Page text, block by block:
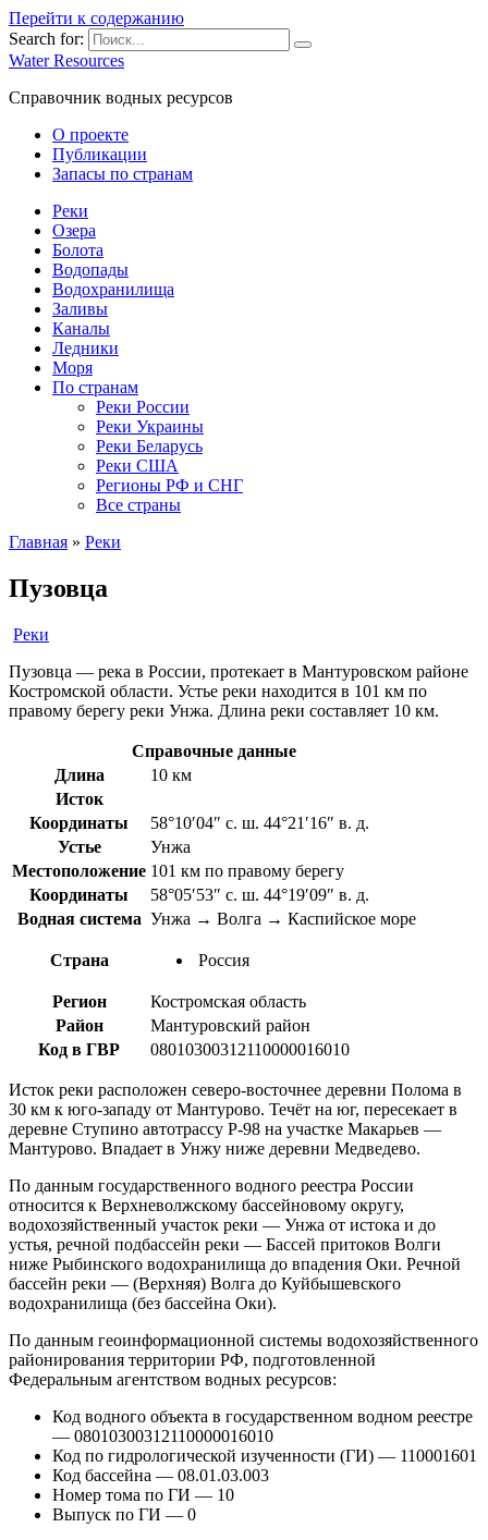
Перейти к содержанию
Search for:
Water Resources
Справочник водных ресурсов
О проекте
Публикации
Запасы по странам
Реки
Озера
Болота
Водопады
Водохранилища
Заливы
Каналы
Ледники
Моря
По странам
Реки России
Реки Украины
Реки Беларусь
Реки США
Регионы РФ и СНГ
Все страны
Главная » Реки
Пузовца
Реки
Пузовца — река в России, протекает в Мантуровском районе
Костромской области. Устье реки находится в 101 км по
правому берегу реки Унжа. Длина реки составляет 10 км.
Справочные данные
Длина
10 км
Исток
Координаты
58°10′04″ с. ш. 44°21′16″ в. д.
Устье
Унжа
Местоположение 101 км по правому берегу
Координаты
58°05′53″ с. ш. 44°19′09″ в. д.
Водная система Унжа → Волга → Каспийское море
Страна Россия
Регион
Костромская область
Район
Мантуровский район
Код в ГВР
08010300312110000016010
Исток реки расположен северо-восточнее деревни Полома в
30 км к юго-западу от Мантурово. Течёт на юг, пересекает в
деревне Ступино автотрассу Р-98 на участке Макарьев —
Мантурово. Впадает в Унжу ниже деревни Медведево.
По данным государственного водного реестра России
относится к Верхневолжскому бассейновому округу,
водохозяйственный участок реки — Унжа от истока и до
устья, речной подбассейн реки — Бассей притоков Волги
ниже Рыбинского водохранилища до впадения Оки. Речной
бассейн реки — (Верхняя) Волга до Куйбышевского
водохранилища (без бассейна Оки).
По данным геоинформационной системы водохозяйственного
районирования территории РФ, подготовленной
Федеральным агентством водных ресурсов:
Код водного объекта в государственном водном реестре
— 08010300312110000016010
Код по гидрологической изученности (ГИ) — 110001601
Код бассейна — 08.01.03.003
Номер тома по ГИ — 10
Выпуск по ГИ — 0